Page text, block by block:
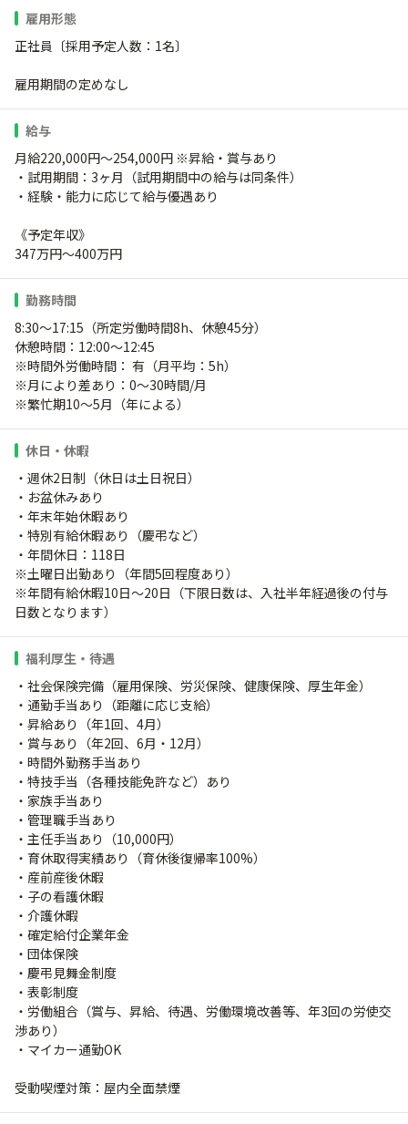
雇用形態
正社員〔採用予定人数：1名〕
雇用期間の定めなし
給与
月給220,000円～254,000円 ※昇給・賞与あり
・試用期間：3ヶ月（試用期間中の給与は同条件）
・経験・能力に応じて給与優遇あり
《予定年収》
347万円～400万円
勤務時間
8:30～17:15（所定労働時間8h、休憩45分）
休憩時間：12:00～12:45
※時間外労働時間： 有（月平均：5h）
※月により差あり：0～30時間/月
※繁忙期10～5月（年による）
休日・休暇
・週休2日制（休日は土日祝日）
・お盆休みあり
・年末年始休暇あり
・特別有給休暇あり（慶弔など）
・年間休日：118日
※土曜日出勤あり（年間5回程度あり）
※年間有給休暇10日～20日（下限日数は、入社半年経過後の付与
日数となります）
福利厚生・待遇
・社会保険完備（雇用保険、労災保険、健康保険、厚生年金）
・通勤手当あり（距離に応じ支給）
・昇給あり（年1回、4月）
・賞与あり（年2回、6月・12月）
・時間外勤務手当あり
・特技手当（各種技能免許など）あり
・家族手当あり
・管理職手当あり
・主任手当あり（10,000円）
・育休取得実績あり（育休後復帰率100%）
・産前産後休暇
・子の看護休暇
・介護休暇
・確定給付企業年金
・団体保険
・慶弔見舞金制度
・表彰制度
・労働組合（賞与、昇給、待遇、労働環境改善等、年3回の労使交
渉あり）
・マイカー通勤OK
受動喫煙対策：屋内全面禁煙